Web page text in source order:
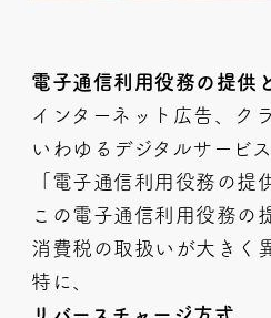
電子通信利用役務の提供
インターネット広告、ク
いわゆるデジタルサービ
「電子通信利用役務の提
この電子通信利用役務の
消費税の取扱いが大きく
特に、